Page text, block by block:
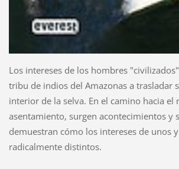
Los intereses de los hombres
tribu de indios del Amazonas a trasladar
interior de la selva. En el camino hacia el
asentamiento, surgen acontecimientos y
demuestran cómo los intereses de unos
radicalmente distintos.